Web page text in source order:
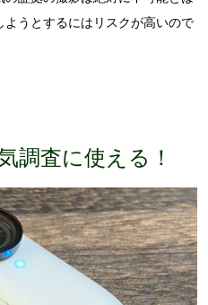
うとするにはリスクが高いので
調査に使える！